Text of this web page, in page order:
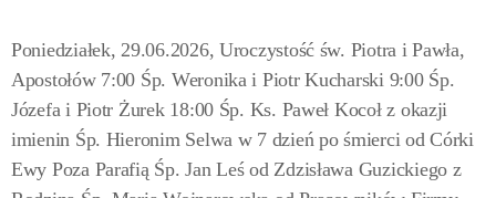
Poniedziałek, 29.06.2026, Uroczystość św. Piotra i Pawła,
Apostołów 7:00 Śp. Weronika i Piotr Kucharski 9:00 Śp.
Józefa i Piotr Żurek 18:00 Śp. Ks. Paweł Kocoł z okazji
imienin Śp. Hieronim Selwa w 7 dzień po śmierci od Córki
Ewy Poza Parafią Śp. Jan Leś od Zdzisława Guzickiego z